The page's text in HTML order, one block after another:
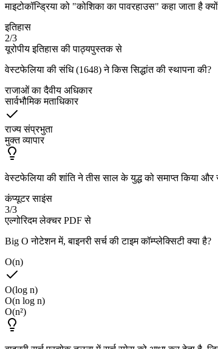
माइटोकॉन्ड्रिया को "कोशिका का पावरहाउस" कहा जाता
इतिहास
2/3
यूरोपीय इतिहास की पाठ्यपुस्तक से
वेस्टफेलिया की संधि (1648) ने किस सिद्धांत की स्थापना की?
राजाओं का दैवीय अधिकार
सार्वभौमिक मताधिकार
राज्य संप्रभुता
मुक्त व्यापार
वेस्टफेलिया की शांति ने तीस साल के युद्ध को समाप्त किया और
कंप्यूटर साइंस
3/3
एल्गोरिदम लेक्चर PDF से
Big O नोटेशन में, बाइनरी सर्च की टाइम कॉम्प्लेक्सिटी क्या है?
O(n)
O(log n)
O(n log n)
O(n²)